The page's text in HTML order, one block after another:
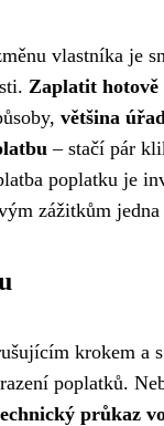
vlastníka je
Zaplatit hotově
většina
– stačí pár
poplatku je
zážitkům jedna
krokem
poplatků.
průkaz